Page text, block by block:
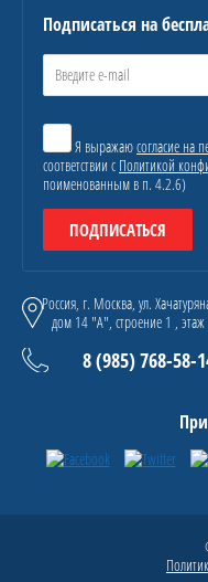
Подписаться на
Я выражаюсогласие на
соответствии с Политикой
поименованным в п. 4.2.6)
ПОДПИСАТЬСЯ
Россия, г. Москва, ул.
дом 14 "А", строение 1 , этаж
8 (985) 768-58-